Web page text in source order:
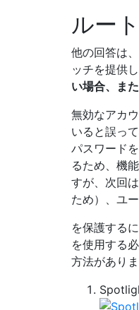
ルー
他の回答は
ッチを提供
い場合、ま
無効なアカ
いると誤っ
パスワード
るため、機
すが、次回
ため）、ユ
を保護する
を使用する
方法がありま